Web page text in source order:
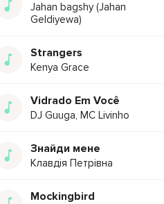
Jahan bagshy (Jahan
Geldiyewa)
Strangers
Kenya Grace
Vidrado Em Você
DJ Guuga, MC Livinho
Знайди мене
Клавдія Петрівна
Mockingbird